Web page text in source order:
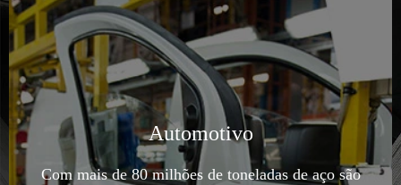
Automotivo
Com mais de 80 milhões de toneladas de aço são